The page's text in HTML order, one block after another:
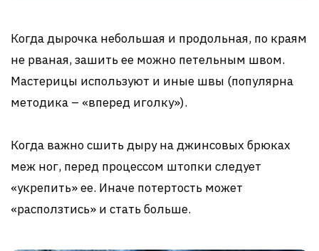
Когда дырочка небольшая и продольная, по краям
не рваная, зашить ее можно петельным швом.
Мастерицы используют и иные швы (популярна
методика – «вперед иголку»).
Когда важно сшить дыру на джинсовых брюках
меж ног, перед процессом штопки следует
«укрепить» ее. Иначе потертость может
«расползтись» и стать больше.